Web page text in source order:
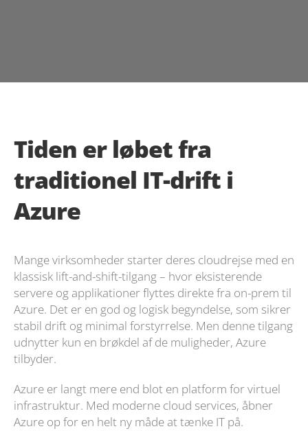
Tiden er løbet fra
traditionel IT-drift i
Azure
Mange virksomheder starter deres cloudrejse med en
klassisk lift-and-shift-tilgang – hvor eksisterende
servere og applikationer flyttes direkte fra on-prem til
Azure. Det er en god og logisk begyndelse, som sikrer
stabil drift og minimal forstyrrelse. Men denne tilgang
udnytter kun en brøkdel af de muligheder, Azure
tilbyder.
Azure er langt mere end blot en platform for virtuel
infrastruktur. Med moderne cloud services, åbner
Azure op for en helt ny måde at tænke IT på.